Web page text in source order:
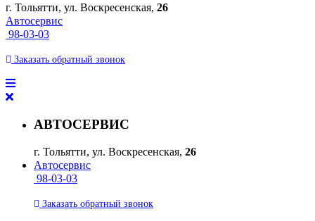
г. Тольятти, ул. Воскресенская, 26
Автосервис
98-03-03
Заказать обратный звонок
АВТОСЕРВИС
г. Тольятти, ул. Воскресенская, 26
Автосервис
98-03-03
Заказать обратный звонок